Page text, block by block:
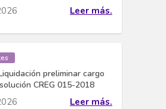
Leer más.
preliminar cargo
CREG 015-2018
Leer más.